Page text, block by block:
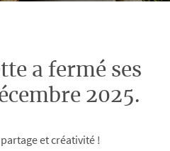
a fermé ses
2025.
et créativité !